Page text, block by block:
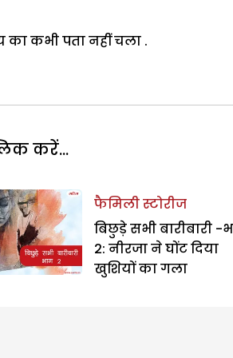
का कभी पता नहीं चला .
करें...
फैमिली स्टोरीज
बिछुड़े सभी बारीबारी -
2: नीरजा ने घोंट दिया
खुशियों का गला